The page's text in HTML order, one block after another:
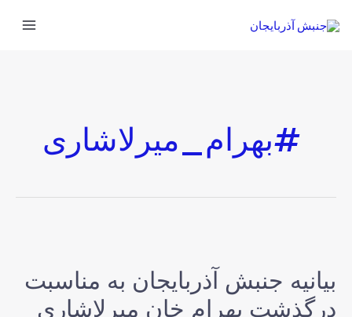
#بهرام_میرلاشاری
بیانیه جنبش آذربایجان به مناسبت
درگذشت بهرام خان میرلاشاری